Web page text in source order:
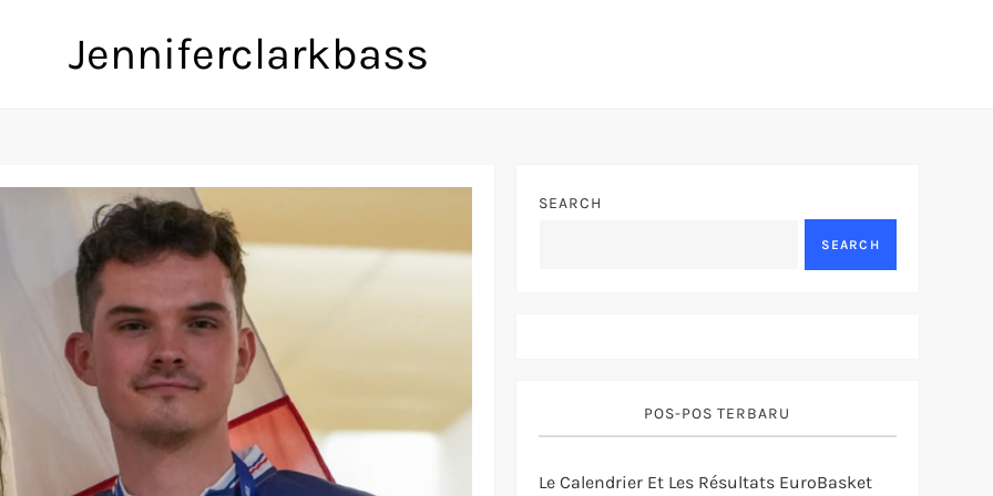
Jenniferclarkbass
SEARCH
SEARCH
POS-POS TERBARU
Le Calendrier Et Les Résultats EuroBasket